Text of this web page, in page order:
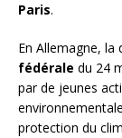
Paris.
En Allemagne, la
fédérale du 24
par de jeunes
protection du